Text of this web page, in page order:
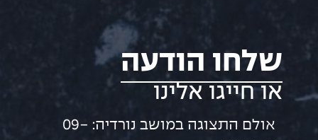
שלחו הודעה
או חייגו אלינו
אולם התצוגה במושב נורדיה: 09-